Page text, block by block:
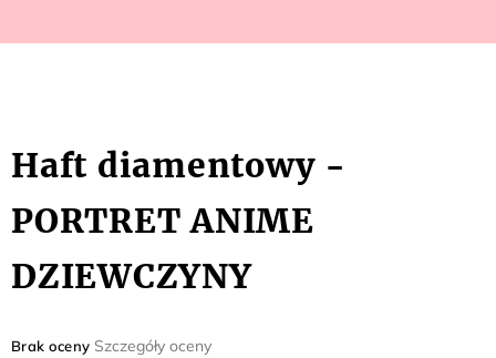
Haft diamentowy -
PORTRET ANIME
DZIEWCZYNY
Średnia
Brak oceny Szczegóły oceny